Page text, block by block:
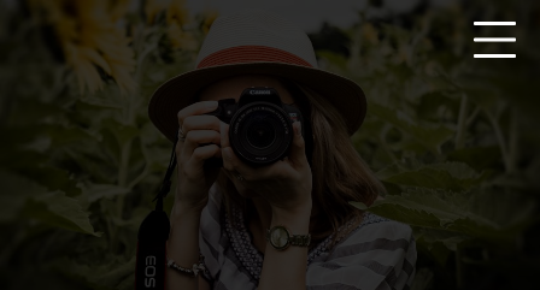
springen